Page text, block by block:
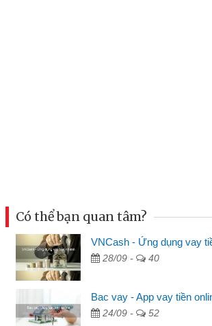
bạn
Mai Lan -
Tôi biết
sinh viên
thấy thủ tục
Có thể bạn quan tâm?
VNCash - Ứng dụng vay
28/09 - 40
Bac vay - App vay tiền
24/09 - 52